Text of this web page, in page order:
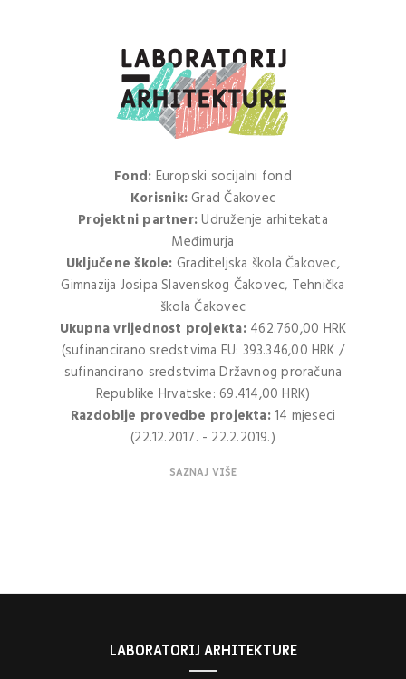
Fond: Europski socijalni fond
Korisnik:Grad Čakovec
Projektni partner:Udruženje arhitekata
Međimurja
Uključene škole: Graditeljska škola Čakovec,
Gimnazija Josipa Slavenskog Čakovec, Tehnička
škola Čakovec
Ukupna vrijednost projekta:462.760,00 HRK
(sufinancirano sredstvima EU: 393.346,00 HRK /
sufinancirano sredstvima Državnog proračuna
Republike Hrvatske: 69.414,00 HRK)
Razdoblje provedbe projekta:14 mjeseci
(22.12.2017. - 22.2.2019.)
SAZNAJ VIŠE
LABORATORIJ ARHITEKTURE